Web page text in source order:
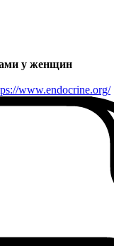
у женщин
www.endocrine.org/